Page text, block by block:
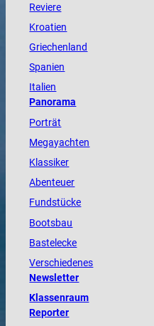
Reviere
Kroatien
Griechenland
Spanien
Italien
Panorama
Porträt
Megayachten
Klassiker
Abenteuer
Fundstücke
Bootsbau
Bastelecke
Verschiedenes
Newsletter
Klassenraum
Reporter